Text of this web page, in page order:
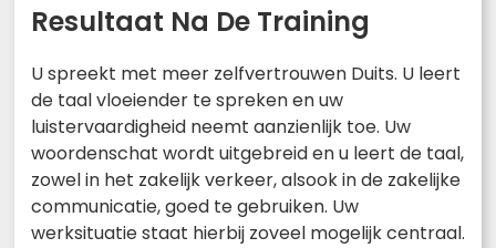
Resultaat Na De Training
U spreekt met meer zelfvertrouwen Duits. U leert
de taal vloeiender te spreken en uw
luistervaardigheid neemt aanzienlijk toe. Uw
woordenschat wordt uitgebreid en u leert de taal,
zowel in het zakelijk verkeer, alsook in de zakelijke
communicatie, goed te gebruiken. Uw
werksituatie staat hierbij zoveel mogelijk centraal.